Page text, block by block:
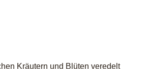
Kräutern und Blüten veredelt